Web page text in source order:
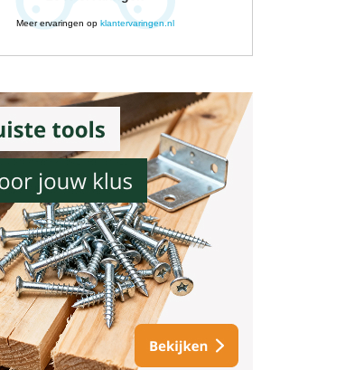
Meer ervaringen op klantervaringen.nl